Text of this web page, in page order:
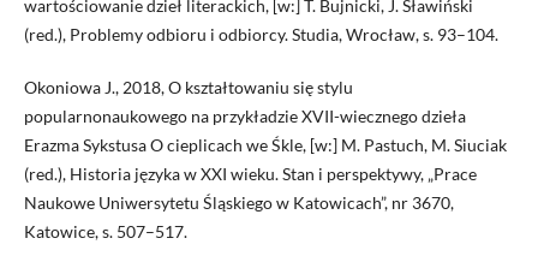
wartościowanie dzieł literackich, [w:] T. Bujnicki, J. Sławiński
(red.), Problemy odbioru i odbiorcy. Studia, Wrocław, s. 93–104.
Okoniowa J., 2018, O kształtowaniu się stylu
popularnonaukowego na przykładzie XVII-wiecznego dzieła
Erazma Sykstusa O cieplicach we Śkle, [w:] M. Pastuch, M. Siuciak
(red.), Historia języka w XXI wieku. Stan i perspektywy, „Prace
Naukowe Uniwersytetu Śląskiego w Katowicach”, nr 3670,
Katowice, s. 507–517.